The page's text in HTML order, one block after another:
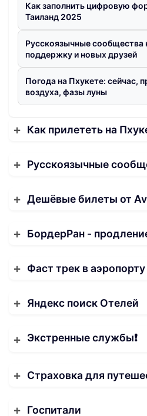
Как заполнить цифровую
Таиланд 2025
Русскоязычные сообщества
поддержку и новых друзей
Погода на Пхукете: сейчас,
воздуха, фазы луны
Как прилететь на
Русскоязычные
Дешёвые билеты от
БордерРан -
Фаст трек в
Яндекс поиск Отелей
Экстренные службы❗️
Страховка для
Госпитали